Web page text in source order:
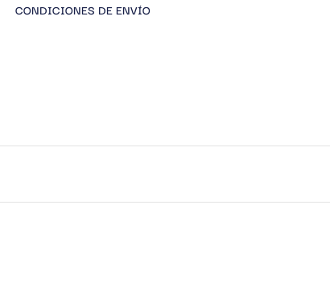
CONDICIONES DE ENVÍO